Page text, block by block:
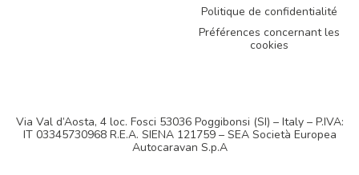
Politique de confidentialité
Préférences concernant les
cookies
Via Val d’Aosta, 4 loc. Fosci 53036 Poggibonsi (SI) – Italy – P.IVA:
IT 03345730968 R.E.A. SIENA 121759 – SEA Società Europea
Autocaravan S.p.A